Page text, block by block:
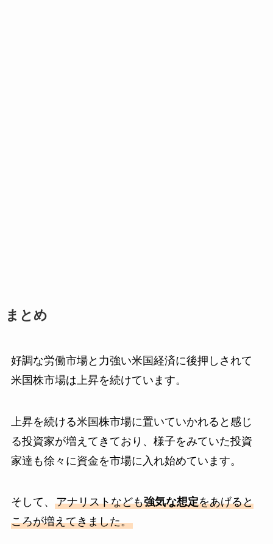
まとめ
好調な労働市場と力強い米国経済に後押しされて
米国株市場は上昇を続けています。
上昇を続ける米国株市場に置いていかれると感じ
る投資家が増えてきており、様子をみていた投資
家達も徐々に資金を市場に入れ始めています。
そして、 アナリストなども強気な想定をあげると
ころが増えてきました。